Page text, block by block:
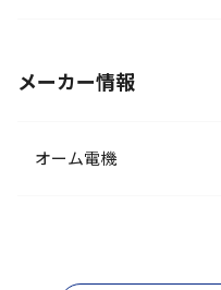
メーカー情報
オーム電機